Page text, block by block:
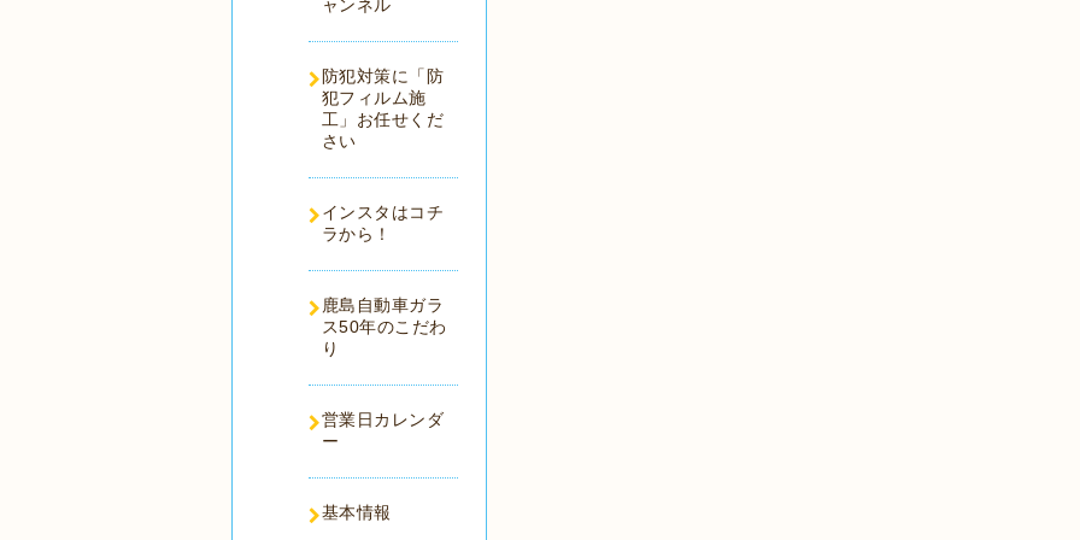
ャンネル
防犯対策に「防
犯フィルム施
工」お任せくだ
さい
インスタはコチ
ラから！
鹿島自動車ガラ
ス50年のこだわ
り
営業日カレンダ
ー
基本情報